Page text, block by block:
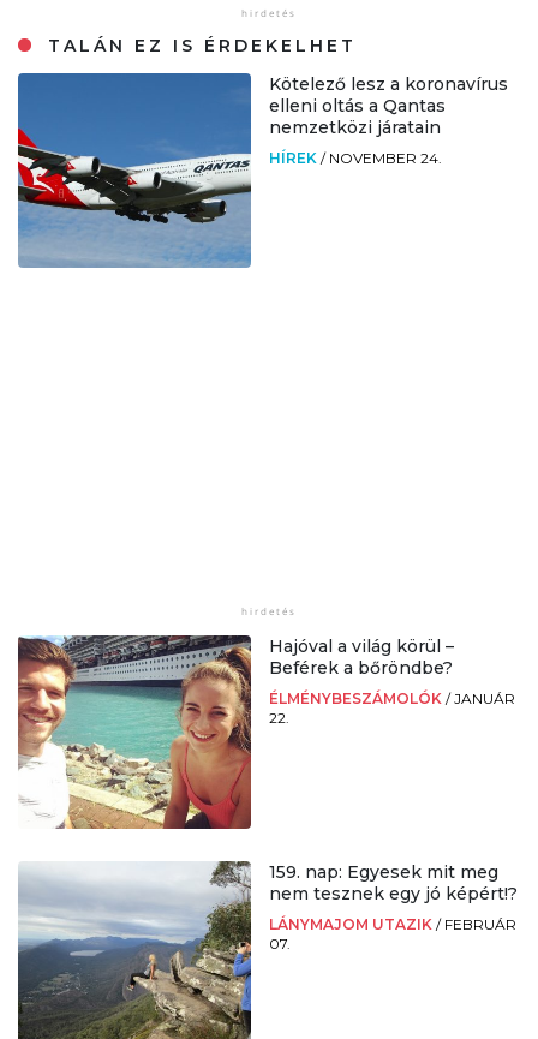
TALÁN EZ IS ÉRDEKELHET
Kötelező lesz a koronavírus
elleni oltás a Qantas
nemzetközi járatain
HÍREK / NOVEMBER 24.
Hajóval a világ körül –
Beférek a bőröndbe?
ÉLMÉNYBESZÁMOLÓK /JANUÁR
22.
159. nap: Egyesek mit meg
nem tesznek egy jó képért!?
LÁNYMAJOM UTAZIK / FEBRUÁR
07.